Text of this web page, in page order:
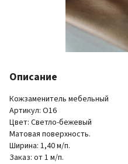
Описание
Кожзаменитель мебельный
Артикул: О16
Цвет: Светло-бежевый
Матовая поверхность.
Ширина: 1,40 м/п.
Заказ: от 1 м/п.